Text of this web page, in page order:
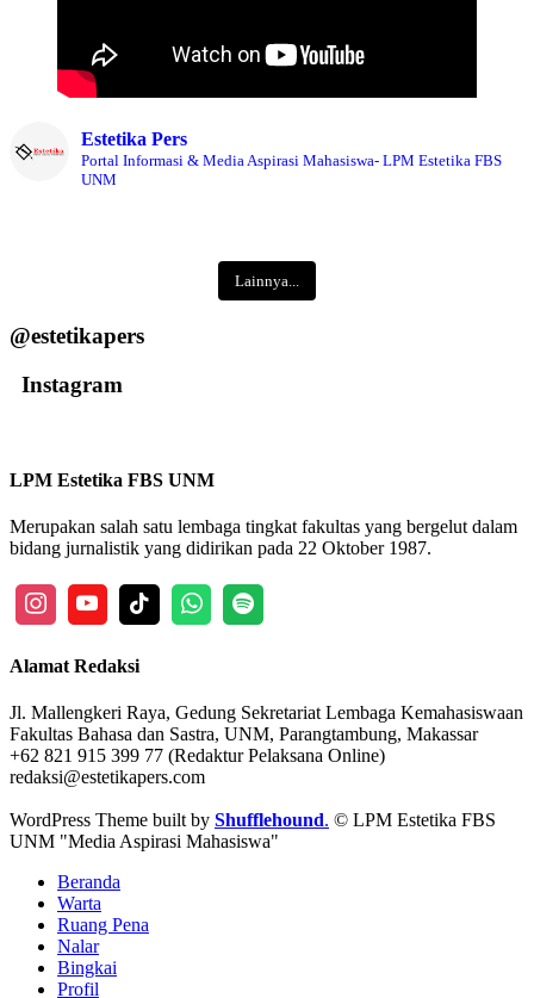
Estetika Pers
Portal Informasi & Media Aspirasi Mahasiswa- LPM Estetika FBS
UNM
Lainnya...
@estetikapers
Instagram
LPM Estetika FBS UNM
Merupakan salah satu lembaga tingkat fakultas yang bergelut dalam
bidang jurnalistik yang didirikan pada 22 Oktober 1987.
Alamat Redaksi
Jl. Mallengkeri Raya, Gedung Sekretariat Lembaga Kemahasiswaan
Fakultas Bahasa dan Sastra, UNM, Parangtambung, Makassar
+62 821 915 399 77 (Redaktur Pelaksana Online)
redaksi@estetikapers.com
WordPress Theme built by Shufflehound. © LPM Estetika FBS
UNM "Media Aspirasi Mahasiswa"
Beranda
Warta
Ruang Pena
Nalar
Bingkai
Profil